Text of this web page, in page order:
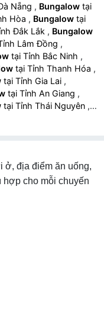
Nẵng , Bungalow tại
Hòa , Bungalow tại
Đắk Lắk , Bungalow
Lâm Đồng ,
tại Tỉnh Bắc Ninh ,
tại Tỉnh Thanh Hóa ,
tại Tỉnh Gia Lai ,
tại Tỉnh An Giang ,
tại Tỉnh Thái Nguyên ,
Tỉnh Vĩnh Long
tại Tỉnh Sơn La ,
tại Tỉnh Điện Biên
ở, địa điểm ăn uống,
hợp cho mỗi chuyến